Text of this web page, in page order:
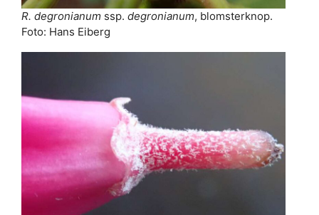
R. degronianum ssp. degronianum, blomsterknop.
Foto: Hans Eiberg